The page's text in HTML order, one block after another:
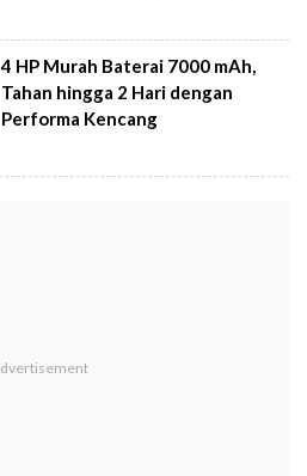
4 HP Murah Baterai 7000 mAh,
Tahan hingga 2 Hari dengan
Performa Kencang